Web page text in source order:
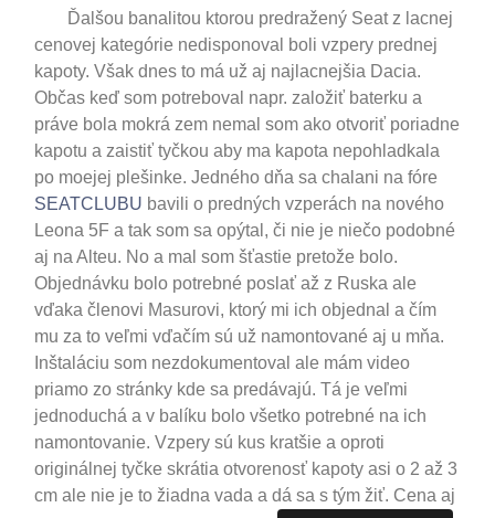
Ďalšou banalitou ktorou predražený Seat z lacnej
cenovej kategórie nedisponoval boli vzpery prednej
kapoty. Však dnes to má už aj najlacnejšia Dacia.
Občas keď som potreboval napr. založiť baterku a
práve bola mokrá zem nemal som ako otvoriť poriadne
kapotu a zaistiť tyčkou aby ma kapota nepohladkala
po moejej plešinke. Jedného dňa sa chalani na fóre
SEATCLUBU bavili o predných vzperách na nového
Leona 5F a tak som sa opýtal, či nie je niečo podobné
aj na Alteu. No a mal som šťastie pretože bolo.
Objednávku bolo potrebné poslať až z Ruska ale
vďaka členovi Masurovi, ktorý mi ich objednal a čím
mu za to veľmi vďačím sú už namontované aj u mňa.
Inštaláciu som nezdokumentoval ale mám video
priamo zo stránky kde sa predávajú. Tá je veľmi
jednoduchá a v balíku bolo všetko potrebné na ich
namontovanie. Vzpery sú kus kratšie a oproti
originálnej tyčke skrátia otvorenosť kapoty asi o 2 až 3
cm ale nie je to žiadna vada a dá sa s tým žiť. Cena aj